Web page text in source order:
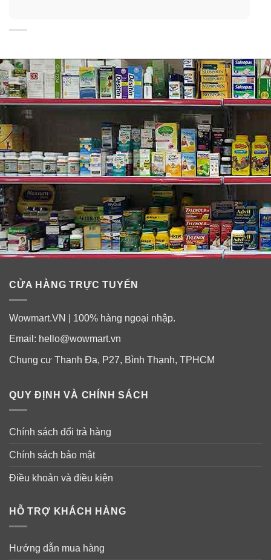
Silver Women 50+ áp dụng khoa học dinh dưỡng mới.
Thực phẩm chức năng Centrum Silver 50+ mang lại cho
bạn các hỗn hợp đa vitamin đầy đủ công thức đặc biệt
cho phụ nữ từ 50. Các hỗn hợp đa vitamin trong vitamin
dành cho người trung niên Centrum Women’s 50+ cung
cấp các chất dinh dưỡng quan trọng để giúp hỗ trợ sức
khỏe của tim, não và mắt.
Ngoài ra, công thức Centrum Silver 50+ được cá nhân
hóa cho phụ nữ để giúp hỗ trợ sức khỏe của xương.
Dùng Centrum Adults 50+ hoặc Centrum Women 50 +
Lợi ích sức khoẻ từ vitamin cho phụ nữ
trên 50 Centrum Silver Women 50+
khỏe tim mạch.
Sức khỏe não
Kẽm và tổ hợp Vitamin B giúp hỗ trợ hoạt động chức
CỬA HÀNG TRỰC TUYẾN
Wowmart.VN | 100% hàng ngoại nhập.
Email: hello@wowmart.vn
Chung cư Thanh Đa, P27, Bình Thạnh, TPHCM
QUY ĐỊNH VÀ CHÍNH SÁCH
Chính sách đổi trả hàng
Chính sách bảo mật
Điều khoản và điều kiện
HỖ TRỢ KHÁCH HÀNG
Hướng dẫn mua hàng